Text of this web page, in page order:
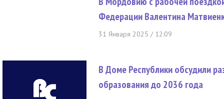
Федерации Валентина
31 Января 2025 / 12:09
В Доме Республики обсудили
образования до 2036 года